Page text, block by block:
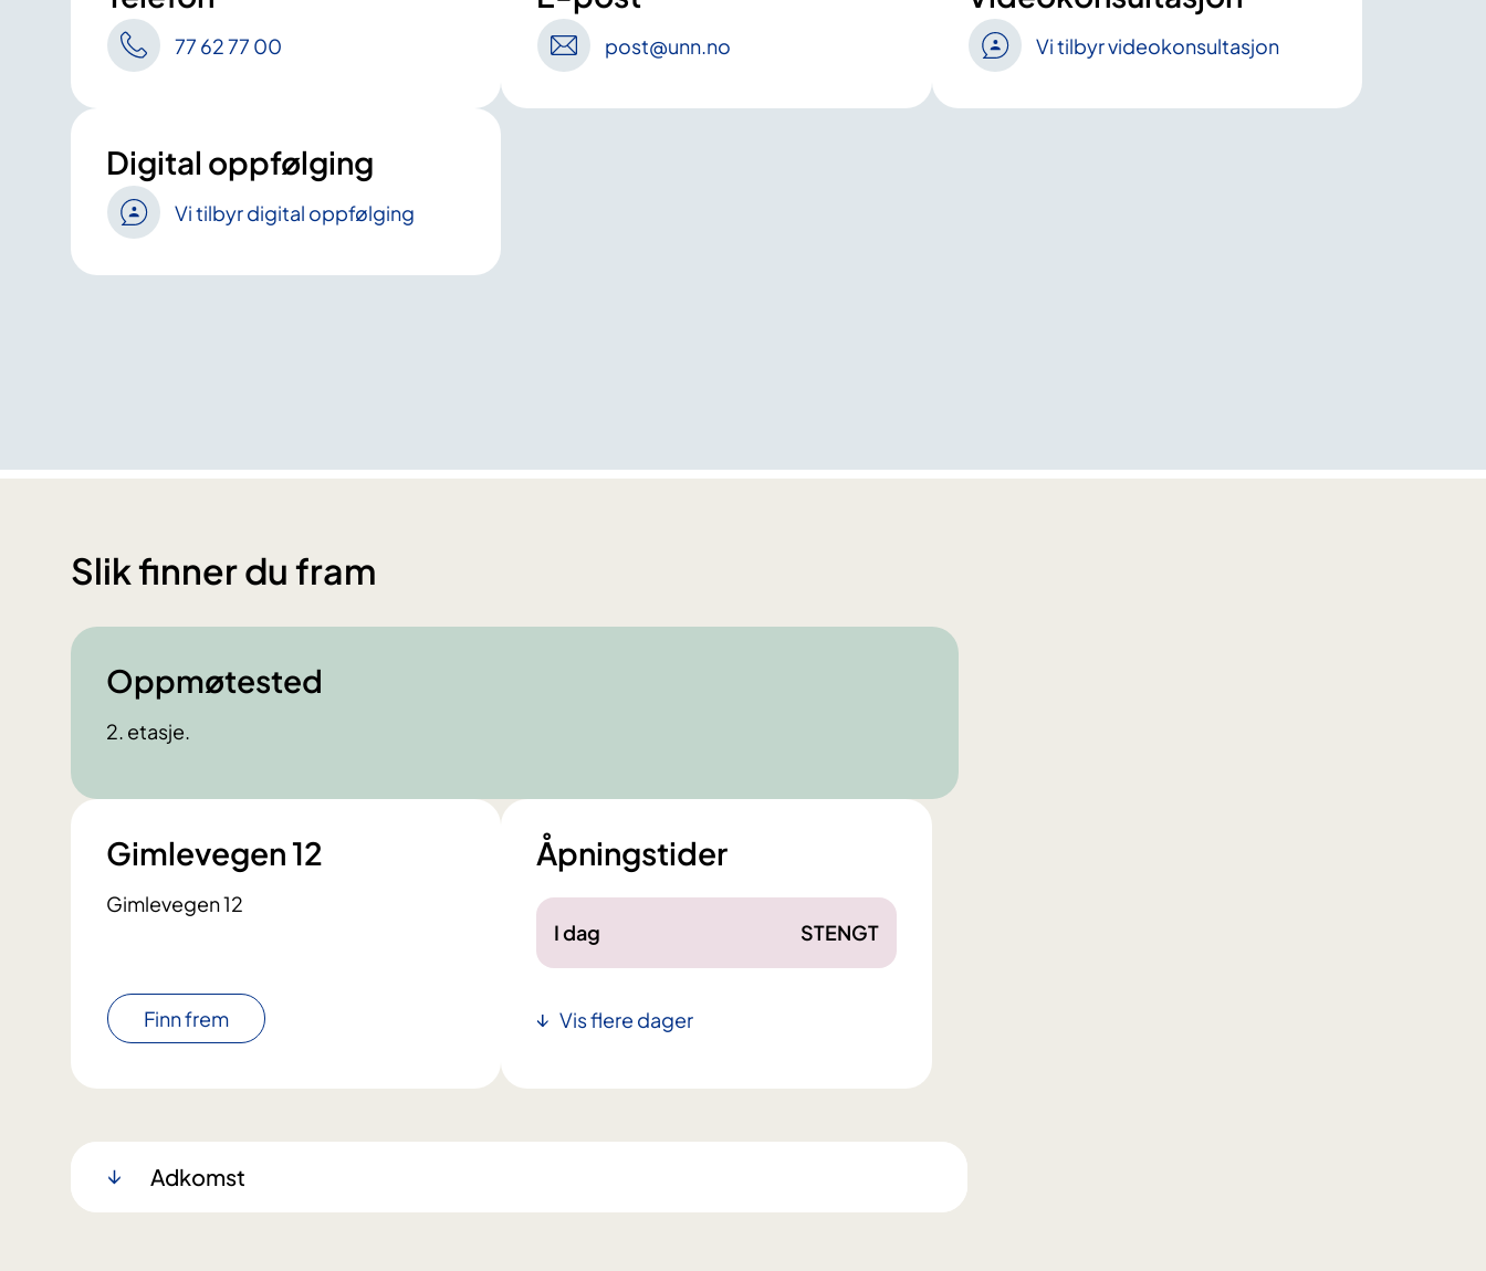
77 62 77 00 post@unn.no Vi tilbyr videokonsultasjon
Digital oppfølging
Vi tilbyr digital oppfølging
Slik finner du fram
Oppmøtested
2. etasje.
Gimlevegen 12
Gimlevegen 12
Finn frem
Åpningstider
I dag STENGT
Vis flere dager
Adkomst